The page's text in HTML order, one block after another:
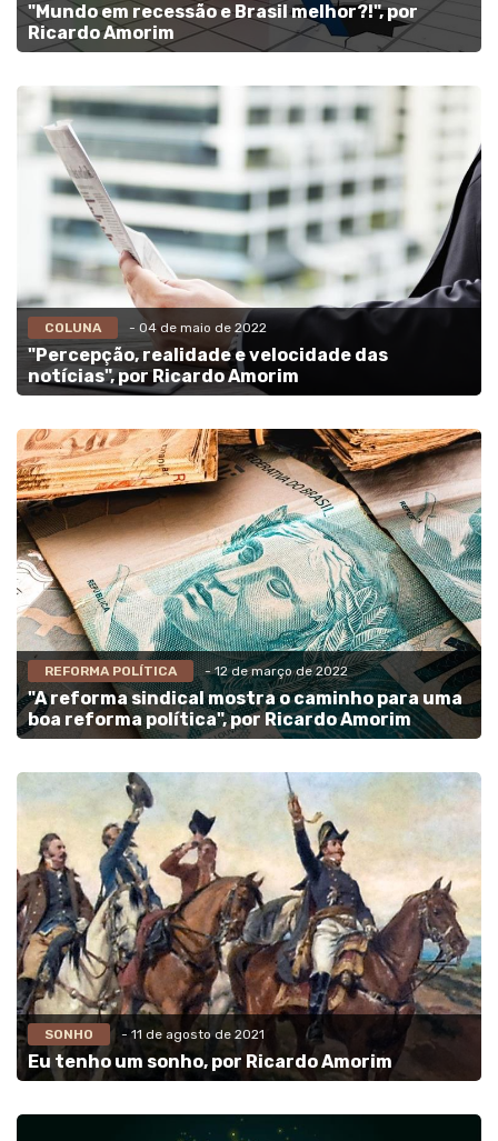
"Mundo em recessão e Brasil melhor?!", por
Ricardo Amorim
COLUNA - 04 de maio de 2022
"Percepção, realidade e velocidade das
notícias", por Ricardo Amorim
REFORMA POLÍTICA - 12 de março de 2022
"A reforma sindical mostra o caminho para uma
boa reforma política", por Ricardo Amorim
SONHO - 11 de agosto de 2021
Eu tenho um sonho, por Ricardo Amorim